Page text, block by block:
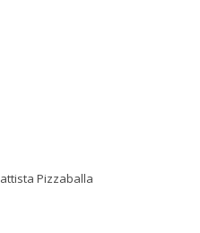
Pizzaballa